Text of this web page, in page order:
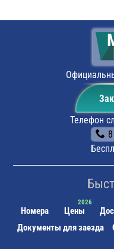
не заблудиться,
навигатором. По
оставить
до ж/д
последнего вагона
железнодорожной
бывшему
пересечь площадь.
площади имеется
маршрутном такси
остановки
вокзала").
минут (последнее –
около 3 минут.
Телефон
Номера Цены
Документы для заезда